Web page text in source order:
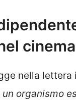
cinema
nella
organismo